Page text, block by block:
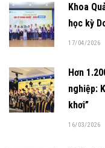
Khoa
học kỳ
17/04/2026
Hơn
nghiệp:
khơi”
16/03/2026